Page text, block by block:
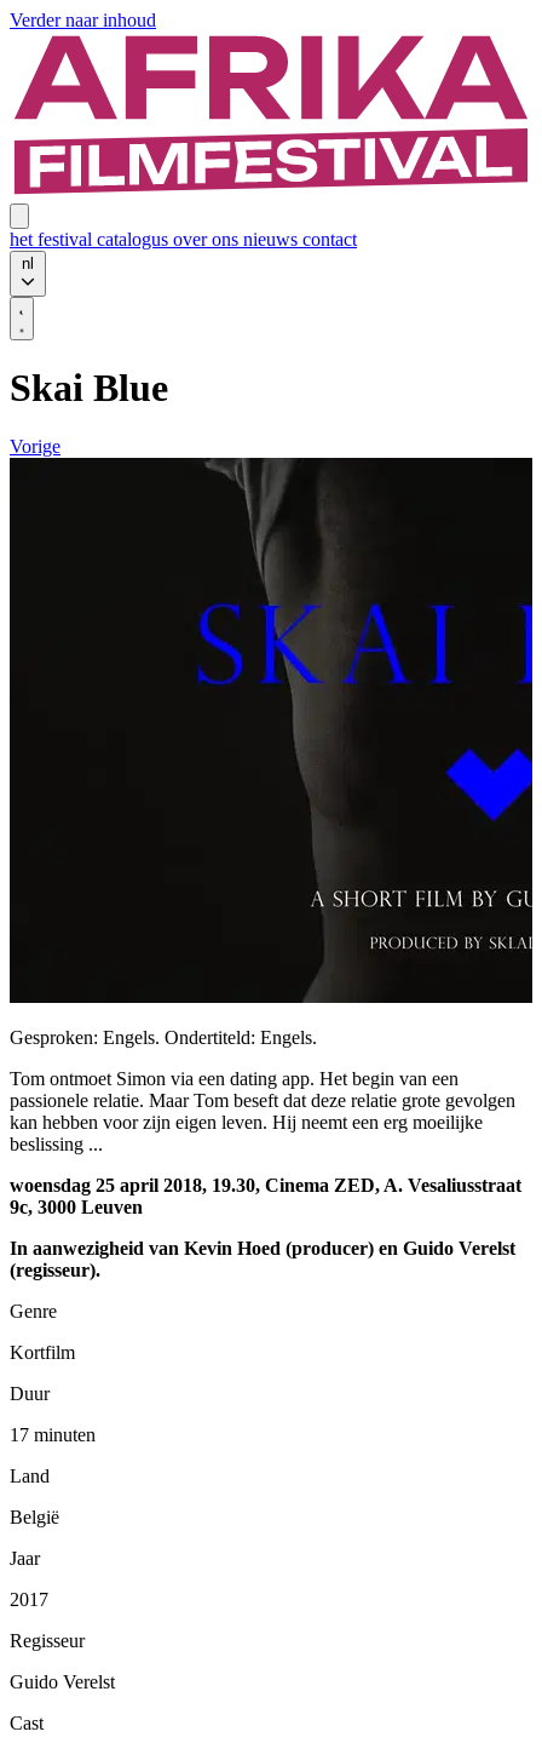
Verder naar inhoud
het festival catalogus over ons nieuws contact
nl
Skai Blue
Vorige
Gesproken: Engels. Ondertiteld: Engels.
Tom ontmoet Simon via een dating app. Het begin van een
passionele relatie. Maar Tom beseft dat deze relatie grote gevolgen
kan hebben voor zijn eigen leven. Hij neemt een erg moeilijke
beslissing ...
woensdag 25 april 2018, 19.30, Cinema ZED, A. Vesaliusstraat
9c, 3000 Leuven
In aanwezigheid van Kevin Hoed (producer) en Guido Verelst
(regisseur).
Genre
Kortfilm
Duur
17 minuten
Land
België
Jaar
2017
Regisseur
Guido Verelst
Cast